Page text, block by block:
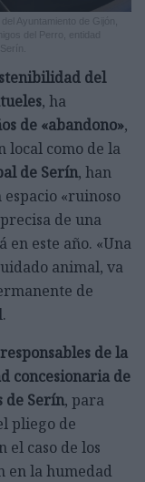
Ayuntamiento de Gijón,
del Perro, entidad
del
, ha
de «abandono»,
local como de la
de Serín, han
«ruinoso
de una
este año. «Una
animal, va
de
de la
concesionaria de
de Serín, para
pliego de
el caso de los
en la humedad